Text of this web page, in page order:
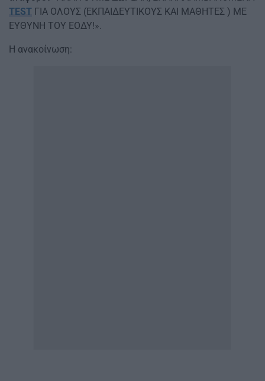
TEST ΓΙΑ ΟΛΟΥΣ (ΕΚΠΑΙΔΕΥΤΙΚΟΥΣ ΚΑΙ ΜΑΘΗΤΕΣ ) ΜΕ
ΕΥΘΥΝΗ ΤΟΥ ΕΟΔΥ!».
Η ανακοίνωση: